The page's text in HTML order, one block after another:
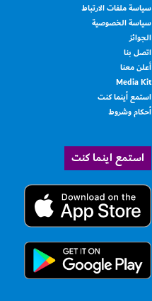
سياسة ملفات الارتباط
سياسة الخصوصية
الجوائز
اتصل بنا
أعلن معنا
Media Kit
استمع أينما كنت
أحكام وشروط
استمع اينما كنت